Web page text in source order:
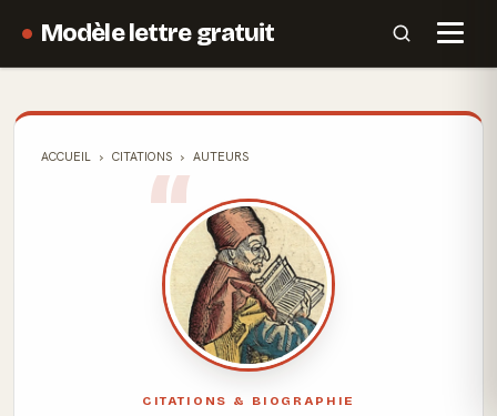
Modèle lettre gratuit
ACCUEIL CITATIONS AUTEURS
CITATIONS & BIOGRAPHIE